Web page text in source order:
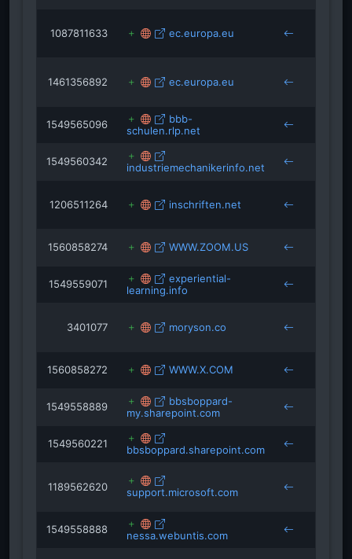
1087811633 ec.europa.eu
1461356892 ec.europa.eu
1549565096
bbb-
schulen.rlp.net
1549560342 industriemechanikerinfo.net
1206511264 inschriften.net
1560858274 WWW.ZOOM.US
1549559071
experiential-
learning.info
3401077 moryson.co
1560858272 WWW.X.COM
1549558889
bbsboppard-
my.sharepoint.com
1549560221 bbsboppard.sharepoint.com
1189562620 support.microsoft.com
1549558888 nessa.webuntis.com